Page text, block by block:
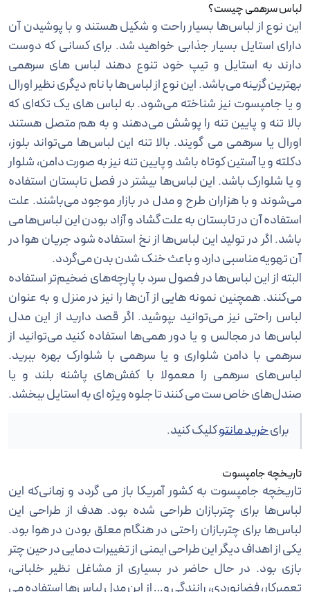
لباس سرهمی چیست؟
این نوع از لباس‌ها بسیار راحت و شکیل هستند و با پوشیدن آن
دارای استایل بسیار جذابی خواهید شد. برای کسانی که دوست
دارند به استایل و تیپ خود تنوع دهند لباس های سرهمی
بهترین گزینه می‌باشد. این نوع از لباس‌ها با نام دیگری نظیر اورال
و یا جامپسوت نیز شناخته می‌شود. به لباس های یک تکه‌ای که
بالا تنه و پایین تنه را پوشش می‌دهند و به هم متصل هستند
اورال یا سرهمی می گویند. بالا تنه این لباس‌ها می‌تواند بلوز،
دکلته و یا آستین کوتاه باشد و پایین تنه نیز به صورت دامن، شلوار
و یا شلوارک باشد. این لباس‌ها بیشتر در فصل تابستان استفاده
می‌شوند و با هزاران طرح و مدل در بازار موجود می‌باشند. علت
استفاده آن در تابستان به علت گشاد و آزاد بودن این لباس‌ها می
باشد. اگر در تولید این لباس‌ها از نخ استفاده شود جریان هوا در
آن تهویه مناسبی دارد و باعث خنک شدن بدن می‌گردد.
البته از این لباس‌ها در فصول سرد با پارچه‌های ضخیم‌تر استفاده
می‌کنند. همچنین نمونه هایی از آن‌ها را نیز در منزل و به عنوان
لباس راحتی نیز می‌توانید بپوشید. اگر قصد دارید از این مدل
لباس‌ها در مجالس و یا دور همی‌ها استفاده کنید می‌توانید از
سرهمی با دامن شلواری و یا سرهمی با شلوارک بهره ببرید.
لباس‌های سرهمی را معمولا با کفش‌های پاشنه بلند و یا
صندل‌های خاص ست می کنند تا جلوه ویژه ای به استایل ببخشد.
برایخرید مانتوکلیک کنید.
تاریخچه جامپسوت
تاریخچه جامپسوت به کشور آمریکا باز می گردد و زمانی‌که این
لباس‌ها برای چتربازان طراحی شده بود. هدف از طراحی این
لباس‌ها برای چتربازان راحتی در هنگام معلق بودن در هوا بود.
یکی از اهداف دیگر این طراحی ایمنی از تغییرات دمایی در حین چتر
بازی بود. در حال حاضر در بسیاری از مشاغل نظیر خلبانی،
تعمیرکار، فضانوردی، رانندگی و… از این مدل لباس‌ها استفاده می